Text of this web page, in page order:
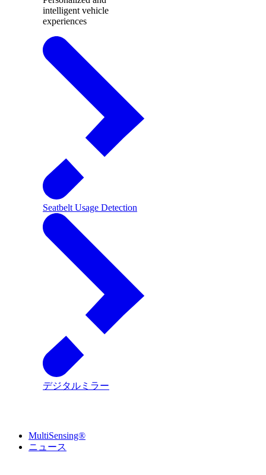
intelligent vehicle
experiences
Seatbelt Usage Detection
デジタルミラー
MultiSensing®
ニュース